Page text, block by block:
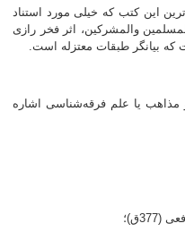
این کتب که خیلی مورد استناد
والمشرکین، اثر فخر رازی
که بیانگر طبقات معتزله است.
یا علم فرقه‌شناسی اشاره